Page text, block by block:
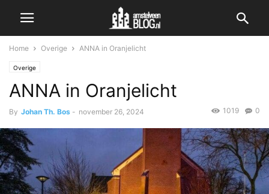
Home Overige ANNA in Oranjelicht
Overige
ANNA in Oranjelicht
By Johan Th. Bos - november 26, 2024 0
1019